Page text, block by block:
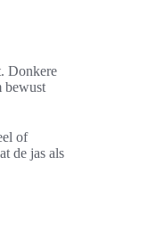
Donkere
bewust
of
de jas als